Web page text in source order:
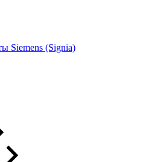
Siemens (Signia)